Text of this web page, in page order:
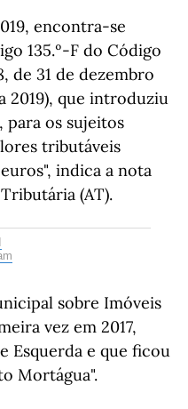
encontra-se
135.º-F do Código
de 31 de dezembro
2019), que introduziu
para os sujeitos
tributáveis
indica a nota
(AT).
sobre Imóveis
vez em 2017,
Esquerda e que ficou
Mortágua".